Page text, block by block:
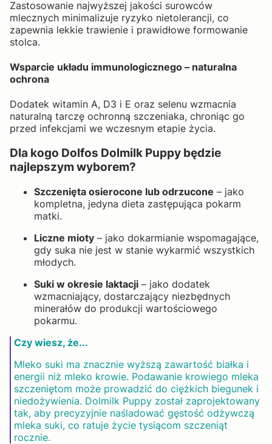
Zastosowanie najwyższej jakości surowców
mlecznych minimalizuje ryzyko nietolerancji, co
zapewnia lekkie trawienie i prawidłowe formowanie
stolca.
Wsparcie układu immunologicznego – naturalna
ochrona
Dodatek witamin A, D3 i E oraz selenu wzmacnia
naturalną tarczę ochronną szczeniaka, chroniąc go
przed infekcjami we wczesnym etapie życia.
Dla kogo Dolfos Dolmilk Puppy będzie
najlepszym wyborem?
Szczenięta osierocone lub odrzucone – jako
kompletna, jedyna dieta zastępująca pokarm
matki.
Liczne mioty – jako dokarmianie wspomagające,
gdy suka nie jest w stanie wykarmić wszystkich
młodych.
Suki w okresie laktacji – jako dodatek
wzmacniający, dostarczający niezbędnych
minerałów do produkcji wartościowego
pokarmu.
Czy wiesz, że...
Mleko suki ma znacznie wyższą zawartość białka i
energii niż mleko krowie. Podawanie krowiego mleka
szczeniętom może prowadzić do ciężkich biegunek i
niedożywienia. Dolmilk Puppy został zaprojektowany
tak, aby precyzyjnie naśladować gęstość odżywczą
mleka suki, co ratuje życie tysiącom szczeniąt
rocznie.